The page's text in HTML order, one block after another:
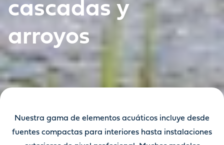
cascadas y
arroyos
Nuestra gama de elementos acuáticos incluye desde
fuentes compactas para interiores hasta instalaciones